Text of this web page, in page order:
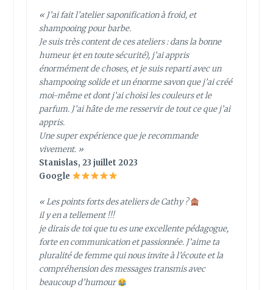
« J’ai fait l’atelier saponification à froid, et
shampooing pour barbe.
Je suis très content de ces ateliers : dans la bonne
humeur (et en toute sécurité), j’ai appris
énormément de choses, et je suis reparti avec un
shampooing solide et un énorme savon que j’ai créé
moi-même et dont j’ai choisi les couleurs et le
parfum. J’ai hâte de me resservir de tout ce que j’ai
appris.
Une super expérience que je recommande
vivement. »
Stanislas, 23 juillet 2023
Google
« Les points forts des ateliers de Cathy ?
il y en a tellement !!!
je dirais de toi que tu es une excellente pédagogue,
forte en communication et passionnée. J’aime ta
pluralité de femme qui nous invite à l’écoute et la
compréhension des messages transmis avec
beaucoup d’humour